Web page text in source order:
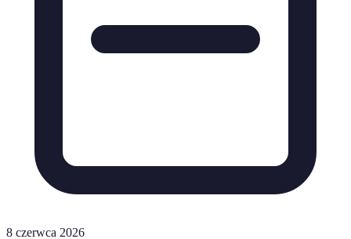
8 czerwca 2026